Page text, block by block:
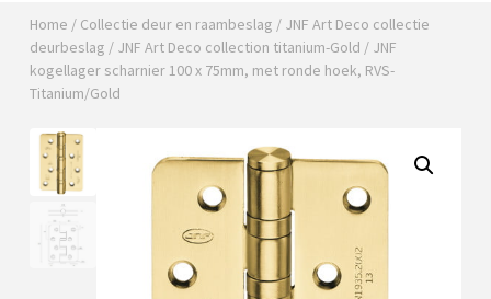
Home / Collectie deur en raambeslag / JNF Art Deco collectie
deurbeslag / JNF Art Deco collection titanium-Gold / JNF
kogellager scharnier 100 x 75mm, met ronde hoek, RVS-
Titanium/Gold